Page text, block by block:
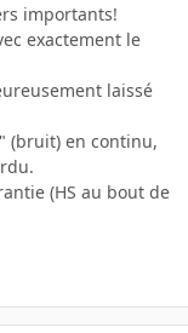
importants!
exactement le
laissé
(bruit) en continu,
(HS au bout de